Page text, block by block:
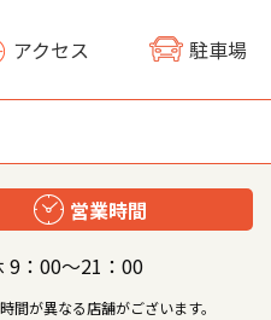
アクセス 駐車場
営業時間
9：00～21：00
間が異なる店舗がございます。